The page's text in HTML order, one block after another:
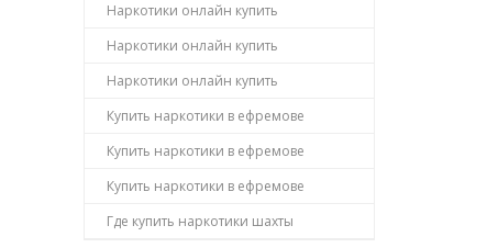
Наркотики онлайн купить
Наркотики онлайн купить
Наркотики онлайн купить
Купить наркотики в ефремове
Купить наркотики в ефремове
Купить наркотики в ефремове
Где купить наркотики шахты